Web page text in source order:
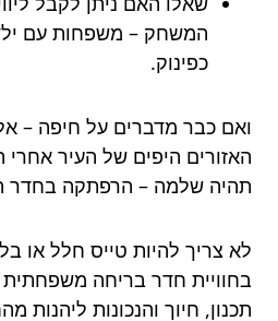
המשחק – משפחות עם
כפינוק.
ואם כבר מדברים על חיפה –
האזורים היפים של העיר
תהיה שלמה – הרפתקה בחדר
לא צריך להיות טייס חלל או
בחוויית חדר בריחה
תכנון, חיוך והנכונות ליהנות